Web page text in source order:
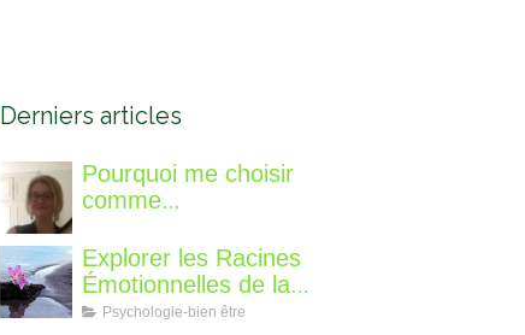
Derniers articles
Pourquoi me choisir
comme
suis-je, qu'est ce que je
vous propose de
différent?
Explorer les Racines
Émotionnelles de la
Perte de Poids : Un
Psychologie-bien être